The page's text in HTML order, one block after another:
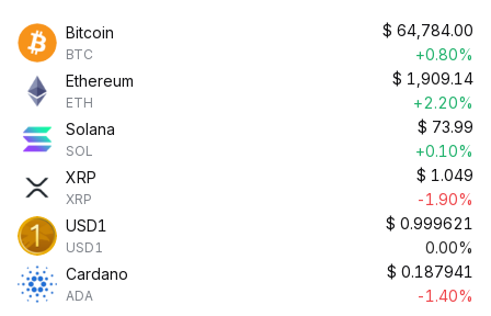
Bitcoin
BTC
$ 64,784.00
+0.80%
Ethereum
ETH
$ 1,909.14
+2.20%
Solana
SOL
$ 73.99
+0.10%
XRP
XRP
$ 1.049
-1.90%
USD1
USD1
$ 0.999621
0.00%
Cardano
ADA
$ 0.187941
-1.40%